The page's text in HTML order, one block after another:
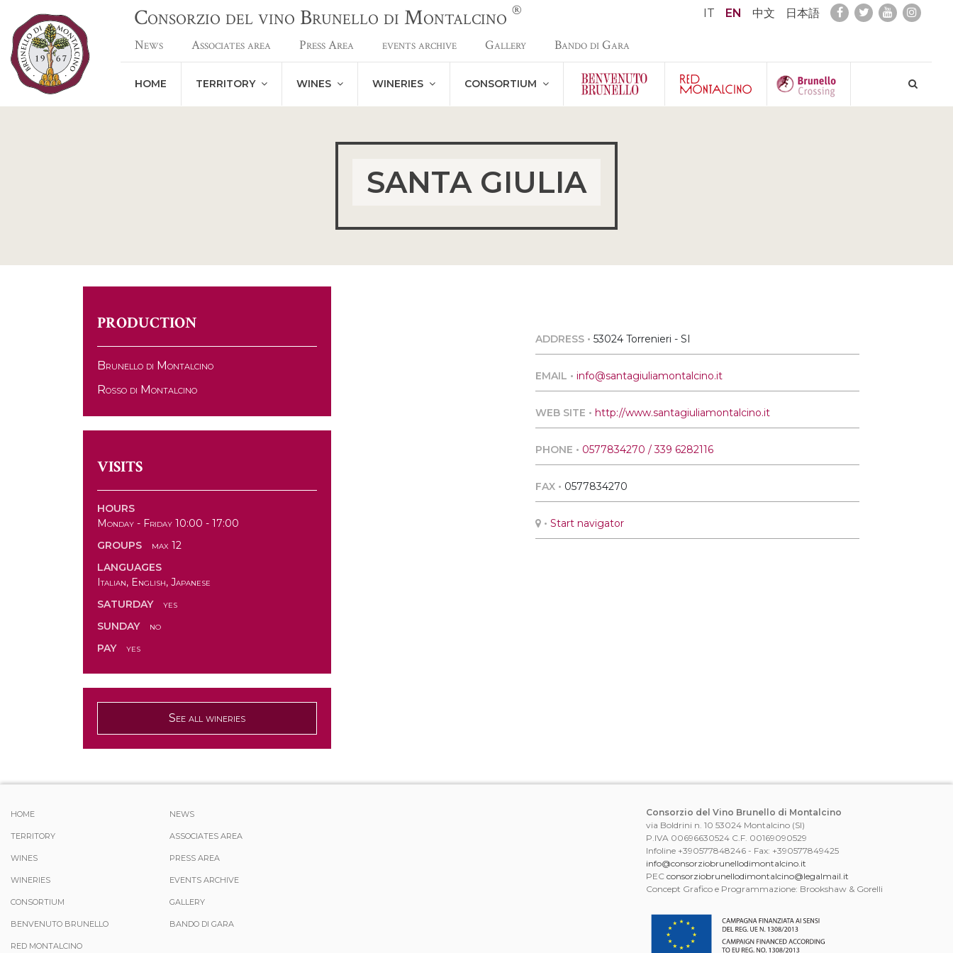
Consorzio del vino Brunello di Montalcino ® IT EN 中文 日本語
News Associates area Press Area events archive Gallery Bando di Gara
HOME TERRITORY WINES WINERIES CONSORTIUM
SANTA GIULIA
PRODUCTION
Brunello di Montalcino
Rosso di Montalcino
VISITS
HOURS
Monday - Friday 10:00 - 17:00
GROUPS
max 12
LANGUAGES
Italian, English, Japanese
SATURDAY
yes
SUNDAY
no
PAY
yes
See all wineries
ADDRESS •53024 Torrenieri - SI
EMAIL •info@santagiuliamontalcino.it
WEB SITE •http://www.santagiuliamontalcino.it
PHONE • 0577834270 / 339 6282116
FAX • 0577834270
• Start navigator
HOME
TERRITORY
WINES
WINERIES
CONSORTIUM
BENVENUTO BRUNELLO
RED MONTALCINO
NEWS
ASSOCIATES AREA
PRESS AREA
EVENTS ARCHIVE
GALLERY
BANDO DI GARA
Consorzio del Vino Brunello di Montalcino
via Boldrini n. 10 53024 Montalcino (SI)
P.IVA 00696630524 C.F. 00169090529
Infoline +390577848246 - Fax: +390577849425
info@consorziobrunellodimontalcino.it
PEC consorziobrunellodimontalcino@legalmail.it
Concept Grafico e Programmazione: Brookshaw & Gorelli